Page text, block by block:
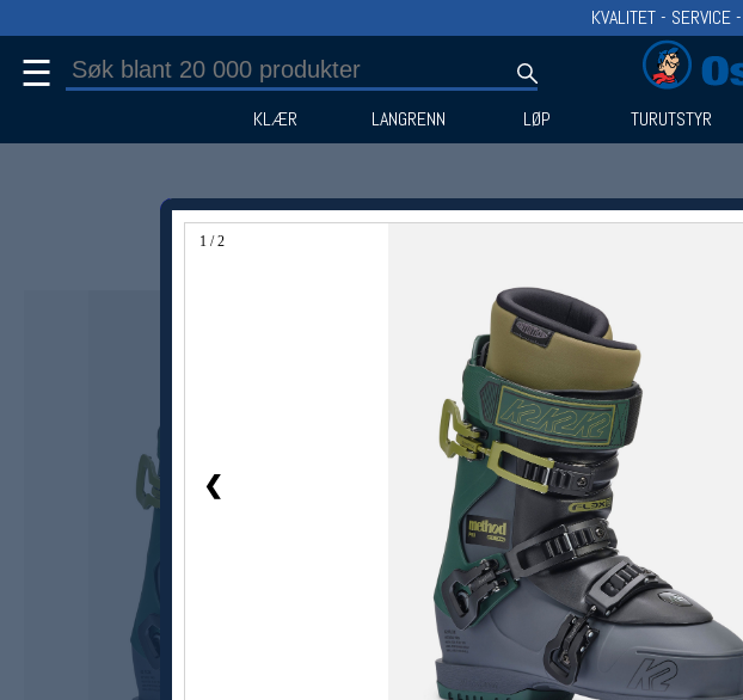
1 / 2
❮
KVALITET -
☰
KLÆR LANGRENN LØP TURUTSTYR
Medlem -15%